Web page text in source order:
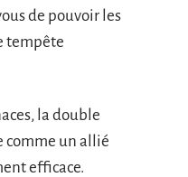
de pouvoir les
tempête
la double
comme un allié
efficace.